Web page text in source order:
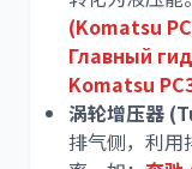
(Komatsu
Главный
Komatsu
涡轮增压器
排气侧，利用